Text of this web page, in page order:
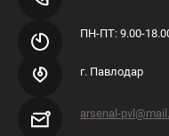
ПН-ПТ: 9.00-
г. Павлодар
arsenal-